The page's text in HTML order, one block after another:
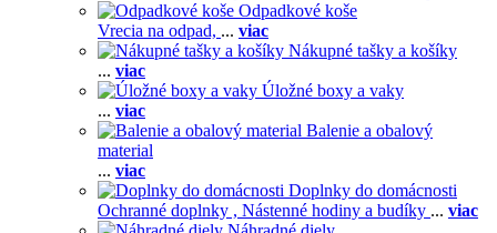
Odpadkové koše
Vrecia na odpad, ... viac
Nákupné tašky a košíky
... viac
Úložné boxy a vaky
... viac
Balenie a obalový
material
... viac
Doplnky do domácnosti
Ochranné doplnky , Nástenné hodiny a budíky ... viac